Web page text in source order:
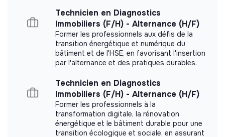
Referenced by Shift Your Job.
Documents
Did not yet add a transparency document.
Technicien en Diagnostics
Immobiliers (F/H) - Alternance (H/F)
Former les professionnels aux défis de la
transition énergétique et numérique du
bâtiment et de l'HSE, en favorisant l'insertion
par l'alternance et des pratiques durables.
Technicien en Diagnostics
Immobiliers (F/H) - Alternance (H/F)
Former les professionnels à la
transformation digitale, la rénovation
énergétique et le bâtiment durable pour une
transition écologique et sociale, en assurant